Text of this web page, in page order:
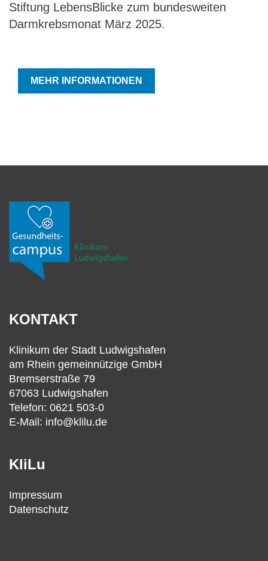
Stiftung LebensBlicke zum bundesweiten
Darmkrebsmonat März 2025.
MEHR INFORMATIONEN
KONTAKT
Klinikum der Stadt Ludwigshafen
am Rhein gemeinnützige GmbH
Bremserstraße 79
67063 Ludwigshafen
Telefon: 0621 503-0
E-Mail: info@klilu.de
KliLu
Impressum
Datenschutz